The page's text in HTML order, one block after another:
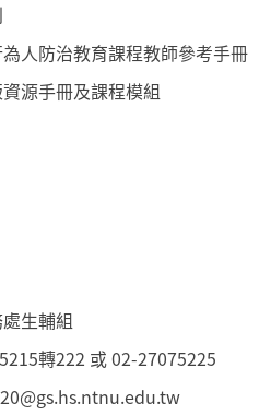
人防治教育課程教師參考手冊
源手冊及課程模組
生輔組
轉222 或 02-27075225